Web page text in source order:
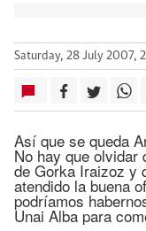
Saturday, 28 July 2007,
Así que se queda
No hay que olvidar
de Gorka Iraizoz y
atendido la buena
podríamos
Unai Alba para